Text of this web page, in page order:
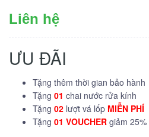
Liên hệ
ƯU ĐÃI
Tặng thêm thời gian bảo hành
Tặng 01 chai nước rửa kính
Tặng 02 lượt vá lốp MIỄN PHÍ
Tặng 01 VOUCHER giảm 25%